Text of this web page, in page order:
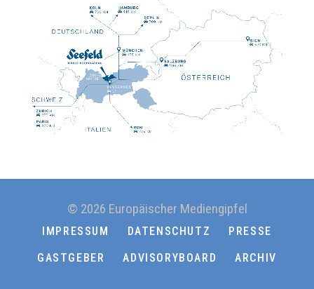
© 2026 Europäischer Mediengipfel
IMPRESSUM DATENSCHUTZ
PRESSE
GASTGEBER
ADVISORYBOARD ARCHIV